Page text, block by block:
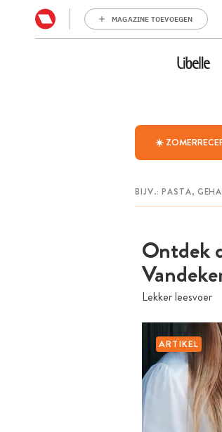
MAGAZINE TOEVOEGEN
☀️
Ontdek
Lekker leesvoer
ARTIKEL